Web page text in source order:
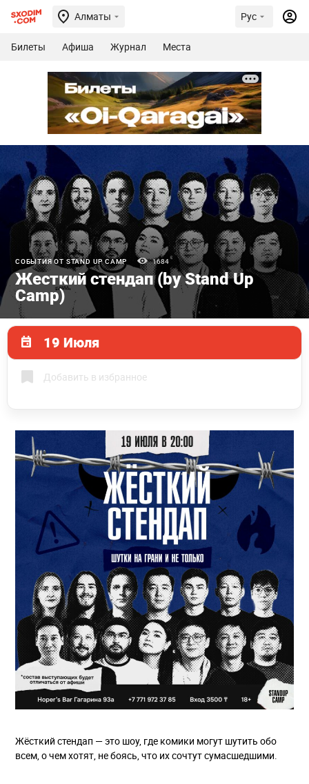
Алматы Рус
Билеты Афиша Журнал Места
СОБЫТИЯ ОТ STAND UP CAMP 1684
Жесткий стендап (by Stand Up
Camp)
19 Июля
Добавить в избранное
Жёсткий стендап — это шоу, где комики могут шутить обо
всем, о чем хотят, не боясь, что их сочтут сумасшедшими.